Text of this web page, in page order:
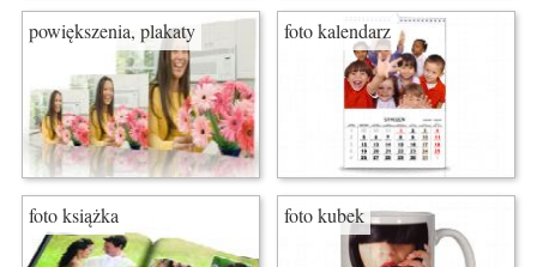
powiększenia, plakaty foto kalendarz
foto książka foto kubek